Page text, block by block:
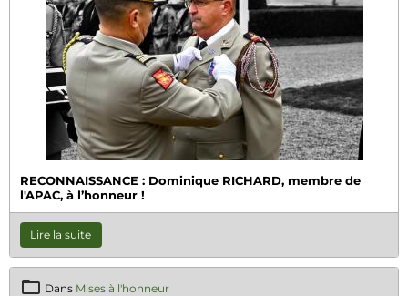
RECONNAISSANCE : Dominique RICHARD, membre de
l'APAC, à l’honneur !
Lire la suite
Dans Mises à l'honneur